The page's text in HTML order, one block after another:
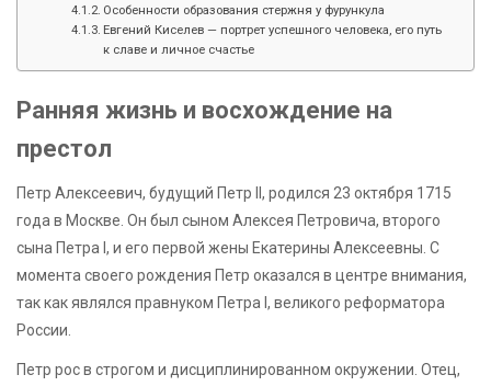
Особенности образования стержня у фурункула
Евгений Киселев — портрет успешного человека, его путь
к славе и личное счастье
Ранняя жизнь и восхождение на
престол
Петр Алексеевич, будущий Петр II, родился 23 октября 1715
года в Москве. Он был сыном Алексея Петровича, второго
сына Петра I, и его первой жены Екатерины Алексеевны. С
момента своего рождения Петр оказался в центре внимания,
так как являлся правнуком Петра I, великого реформатора
России.
Петр рос в строгом и дисциплинированном окружении. Отец,